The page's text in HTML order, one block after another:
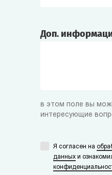
Доп.
в этом поле вы
интересующие
Я согласен на
данных и